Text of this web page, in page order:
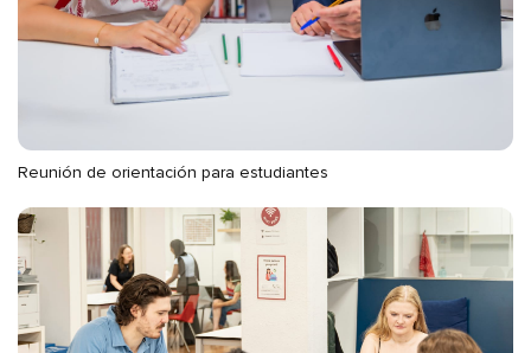
Reunión de orientación para estudiantes